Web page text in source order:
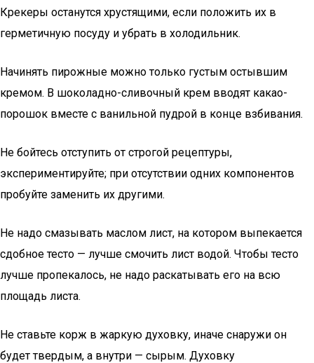
Крекеры останутся хрустящими, если положить их в
герметичную посуду и убрать в холодильник.
Начинять пирожные можно только густым остывшим
кремом. В шоколадно-сливочный крем вводят какао-
порошок вместе с ванильной пудрой в конце взбивания.
Не бойтесь отступить от строгой рецептуры,
экспериментируйте; при отсутствии одних компонентов
пробуйте заменить их другими.
Не надо смазывать маслом лист, на котором выпекается
сдобное тесто — лучше смочить лист водой. Чтобы тесто
лучше пропекалось, не надо раскатывать его на всю
площадь листа.
Не ставьте корж в жаркую духовку, иначе снаружи он
будет твердым, а внутри — сырым. Духовку